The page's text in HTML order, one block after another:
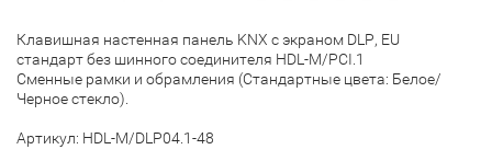
Клавишная настенная панель KNX с экраном DLP, EU
стандарт без шинного соединителя HDL-M/PCI.1
Сменные рамки и обрамления (Стандартные цвета: Белое/
Черное стекло).
Артикул: HDL-M/DLP04.1-48